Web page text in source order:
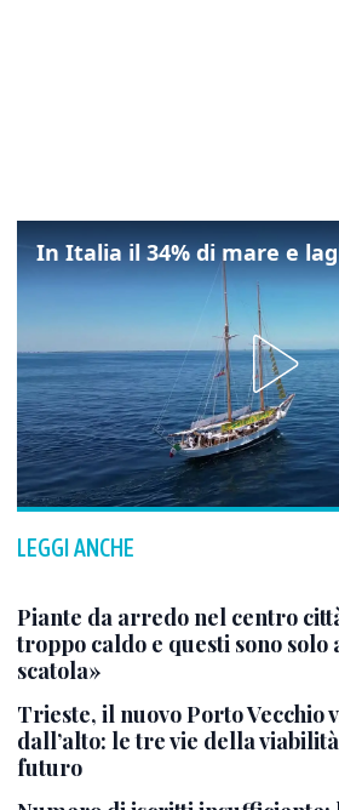
LEGGI ANCHE
Piante da arredo nel centro
troppo caldo e questi sono solo
scatola»
Trieste, il nuovo Porto Vecchio
dall’alto: le tre vie della
futuro